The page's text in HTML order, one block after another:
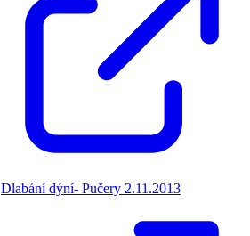
Dlabání dýní- Pučery 2.11.2013